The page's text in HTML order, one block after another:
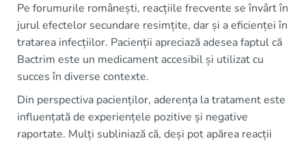
Pe forumurile românești, reacțiile frecvente se învârt în
jurul efectelor secundare resimțite, dar și a eficienței în
tratarea infecțiilor. Pacienții apreciază adesea faptul că
Bactrim este un medicament accesibil și utilizat cu
succes în diverse contexte.
Din perspectiva pacienților, aderența la tratament este
influențată de experiențele pozitive și negative
raportate. Mulți subliniază că, deși pot apărea reacții